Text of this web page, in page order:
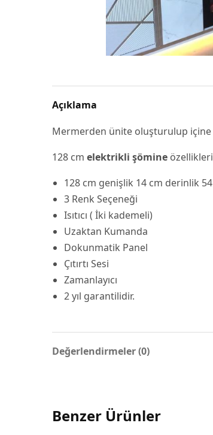
Açıklama
Mermerden ünite oluşturulup içine
128 cm elektrikli şömine
128 cm genişlik 14 cm derinlik
3 Renk Seçeneği
Isıtıcı ( İki kademeli)
Uzaktan Kumanda
Dokunmatik Panel
Çıtırtı Sesi
Zamanlayıcı
2 yıl garantilidir.
Değerlendirmeler (0)
Benzer Ürünler